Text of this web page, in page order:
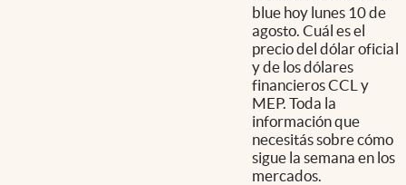
blue hoy lunes 10 de
agosto. Cuál es el
precio del dólar oficial
y de los dólares
financieros CCL y
MEP. Toda la
información que
necesitás sobre cómo
sigue la semana en los
mercados.